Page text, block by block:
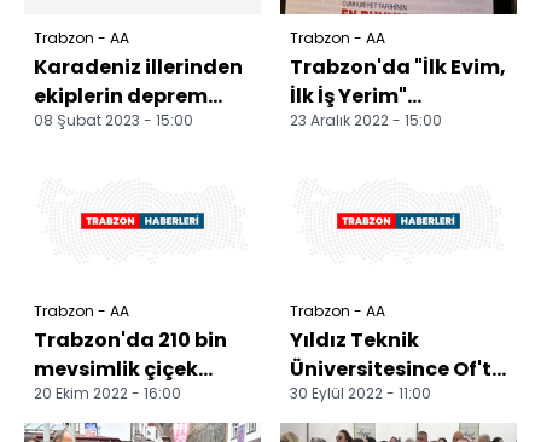
Trabzon - AA
Karadeniz illerinden
ekiplerin deprem
bölgesine sevki
08 Şubat 2023 - 15:00
Trabzon - AA
Trabzon'da "İlk Evim,
İlk İş Yerim"
projesiyle yapılacak
23 Aralık 2022 - 15:00
Trabzon - AA
Trabzon'da 210 bin
mevsimlik çiçek
dikildi
20 Ekim 2022 - 16:00
Trabzon - AA
Yıldız Teknik
Üniversitesince Of'ta
bilişim sınıfı
oluşturuldu
30 Eylül 2022 - 11:00